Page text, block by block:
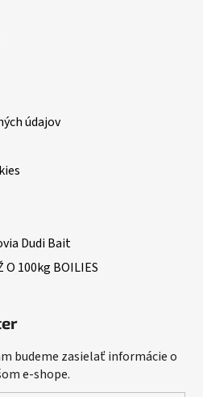
údajov
Dudi Bait
O 100kg BOILIES
budeme zasielať informácie o
e-shope.